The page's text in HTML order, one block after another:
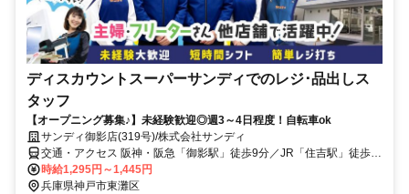
ディスカウントスーパーサンディでのレジ･品出しス
タッフ
【オープニング募集♪】未経験歓迎◎週3～4日程度！自転車ok
サンディ御影店(319号)/株式会社サンディ
交通・アクセス 阪神・阪急「御影駅」徒歩9分／JR「住吉駅」徒歩
10分/自転車通勤可
時給1,295円～1,445円
兵庫県神戸市東灘区